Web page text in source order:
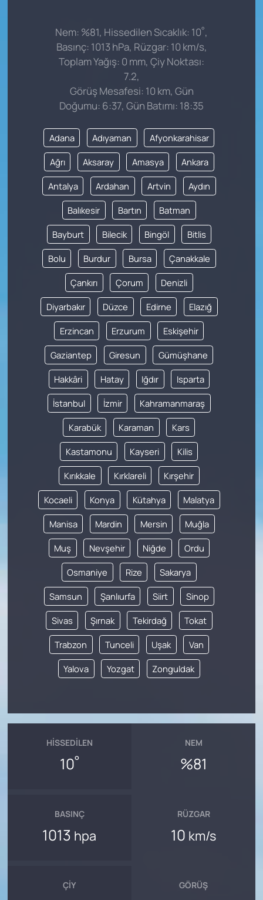
Nem: %81, Hissedilen Sıcaklık: 10°,
Basınç: 1013 hPa, Rüzgar: 10 km/s,
Toplam Yağış: 0 mm, Çiy Noktası:
7.2,
Görüş Mesafesi: 10 km, Gün
Doğumu: 6:37, Gün Batımı: 18:35
Adana Adıyaman Afyonkarahisar
Ağrı Aksaray Amasya Ankara
Antalya Ardahan Artvin Aydın
Balıkesir Bartın Batman
Bayburt Bilecik Bingöl Bitlis
Bolu Burdur Bursa Çanakkale
Çankırı Çorum Denizli
Diyarbakır Düzce Edirne Elazığ
Erzincan Erzurum Eskişehir
Gaziantep Giresun Gümüşhane
Hakkâri Hatay Iğdır Isparta
İstanbul İzmir Kahramanmaraş
Karabük Karaman Kars
Kastamonu Kayseri Kilis
Kırıkkale Kırklareli Kırşehir
Kocaeli Konya Kütahya Malatya
Manisa Mardin Mersin Muğla
Muş Nevşehir Niğde Ordu
Osmaniye Rize Sakarya
Samsun Şanlıurfa Siirt Sinop
Sivas Şırnak Tekirdağ Tokat
Trabzon Tunceli Uşak Van
Yalova Yozgat Zonguldak
HISSEDILEN
10°
NEM
%81
BASINÇ
1013 hpa
RÜZGAR
10 km/s
ÇIY GÖRÜŞ